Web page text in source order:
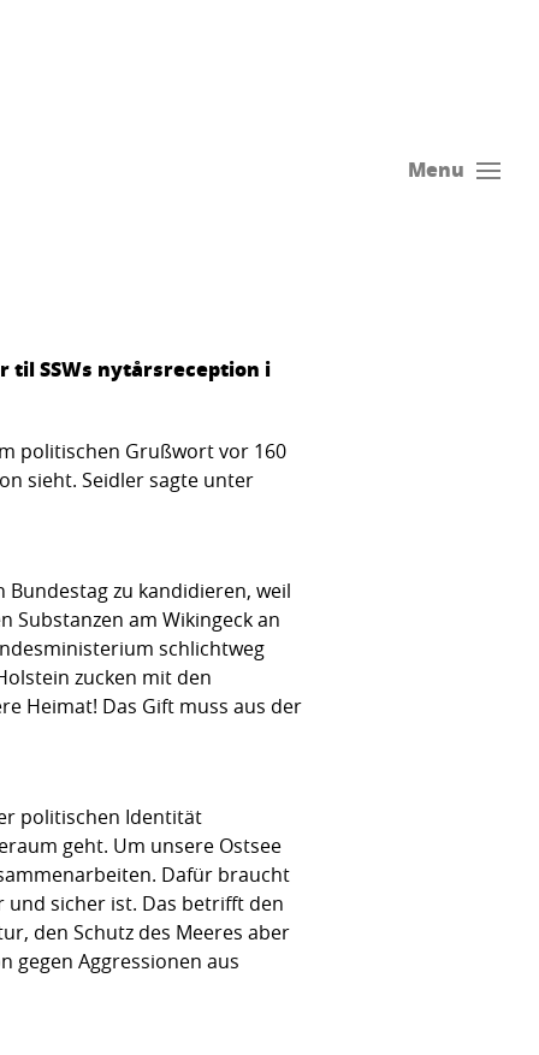
Menu
til SSWs nytårsreception i
politischen Grußwort vor 160
sieht. Seidler sagte unter
zu kandidieren, weil
Substanzen am Wikingeck an
schlichtweg
zucken mit den
Heimat! Das Gift muss aus der
politischen Identität
geht. Um unsere Ostsee
Dafür braucht
und sicher ist. Das betrifft den
den Schutz des Meeres aber
gegen Aggressionen aus